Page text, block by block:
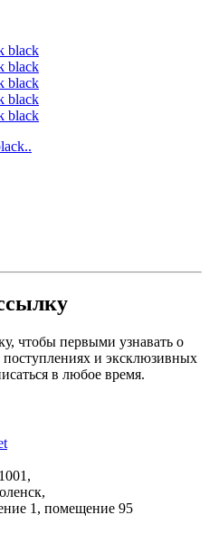
чтобы первыми узнавать о
и эксклюзивных
в любое время.
1, помещение 95